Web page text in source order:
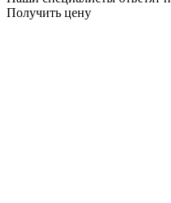
Получить цену